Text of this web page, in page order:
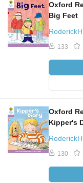
Oxford
Big Feet
133
Oxford
Kipper's
130